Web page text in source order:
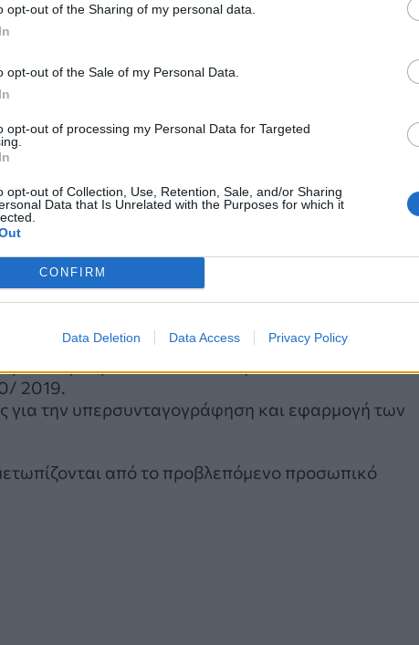
opt-out of the Sharing of my personal data.
opt-out of the Sale of my Personal Data.
opt-out of processing my Personal Data for Targeted
opt-out of Collection, Use, Retention, Sale, and/or Sharing
Data that Is Unrelated with the Purposes for which it
CONFIRM
Data Deletion Data Access Privacy Policy
Φροντίδας Υγείας. Ζητάμε αύξηση των δαπανών
και πλήρη λειτουργία των εργαστηρίων.
στα ΚΥ.
μόνιμου Ιατρικού προσωπικού με
ή υπηρετούν στα ΚΥ. Μέχρι την
να μη γίνει καμία απόλυση επικουρικού
των ΚΥ στα Νοσοκομεία, γιατί
Υγείας.
του μνημονίου επίπεδα. Αυτοτελής φορολόγηση
όλο το Ιατρικό προσωπικό.
για το Νομοσχέδιο που αφορά τα Βαρέα και
του Υπουργείου Υγείας για τον σχεδιασμό της
γιατρών που δικαιώθηκαν δικαστικά κατά
2019.
για την υπερσυνταγογράφηση και εφαρμογή των
από το προβλεπόμενο προσωπικό